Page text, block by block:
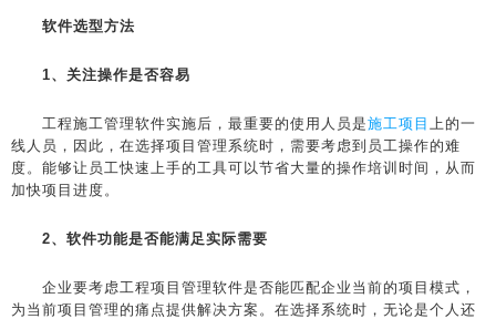
软件选型方法
1、关注操作是否容易
工程施工管理软件实施后，最重要的使用人员是施工项目 上的一
线人员，因此，在选择项目管理系统时，需要考虑到员工操作的难
度。能够让员工快速上手的工具可以节省大量的操作培训时间，从而
加快项目进度。
2、软件功能是否能满足实际需要
企业要考虑工程项目管理软件是否能匹配企业当前的项目模式，
为当前项目管理的痛点提供解决方案。在选择系统时，无论是个人还